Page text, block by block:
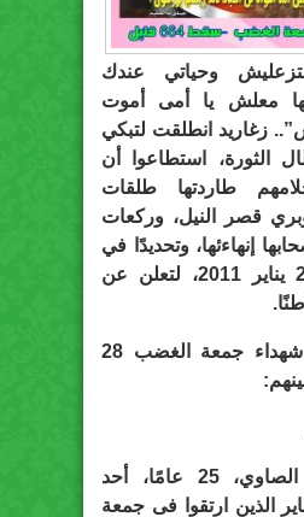
وحياتي عندك
معلش يا أمى أموت
زغاريد انطلقت لتبكي
الثورة، استطاعوا أن
طاردتها طلقات
قصر النيل، وركعات
إنهاءئها، وتحديدًا في
جمعة الغضب 28 يناير 2011، لتعلن عن
نعيد رصد بعض شهداء جمعة الغضب 28
مصطفى سمير الصاوي، 25 عامًا، أحد
ثورة 25 يناير الذين ارتقوا فى جمعة